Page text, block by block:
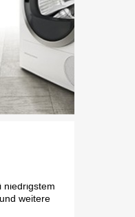
niedrigstem
weitere